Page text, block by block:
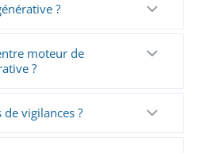
?
moteur de
?
vigilances ?